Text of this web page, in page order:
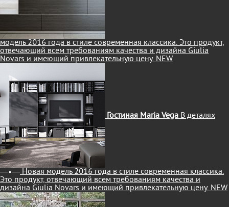
модель 2016 года в стиле современная классика. Это продукт,
отвечающий всем требованиям качества и дизайна Giulia
Novars и имеющий привлекательную цену. NEW
Гостиная Maria Vega В деталях
Новая модель 2016 года в стиле современная классика.
Это продукт, отвечающий всем требованиям качества и
дизайна Giulia Novars и имеющий привлекательную цену. NEW